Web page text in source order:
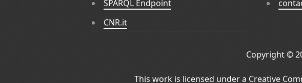
SPARQL Endpoint
CNR.it
Copyright ©
This work is licensed under a Creative